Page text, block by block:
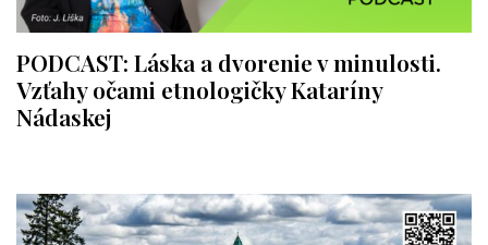
PODCAST: Láska a dvorenie v minulosti.
Vzťahy očami etnologičky Kataríny
Nádaskej